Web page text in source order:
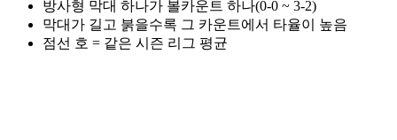
방사형 막대 하나가 볼카운트 하나(0-0 ~ 3-2)
막대가 길고 붉을수록 그 카운트에서 타율이 높음
점선 호 = 같은 시즌 리그 평균